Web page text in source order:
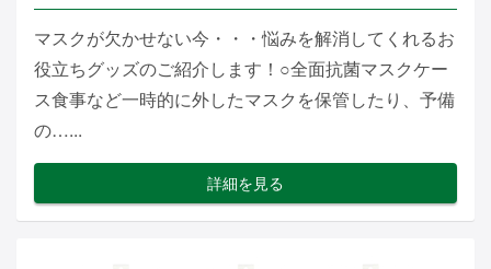
マスクが欠かせない今・・・悩みを解消してくれるお
役立ちグッズのご紹介します！○全面抗菌マスクケー
ス食事など一時的に外したマスクを保管したり、予備
の…...
詳細を見る